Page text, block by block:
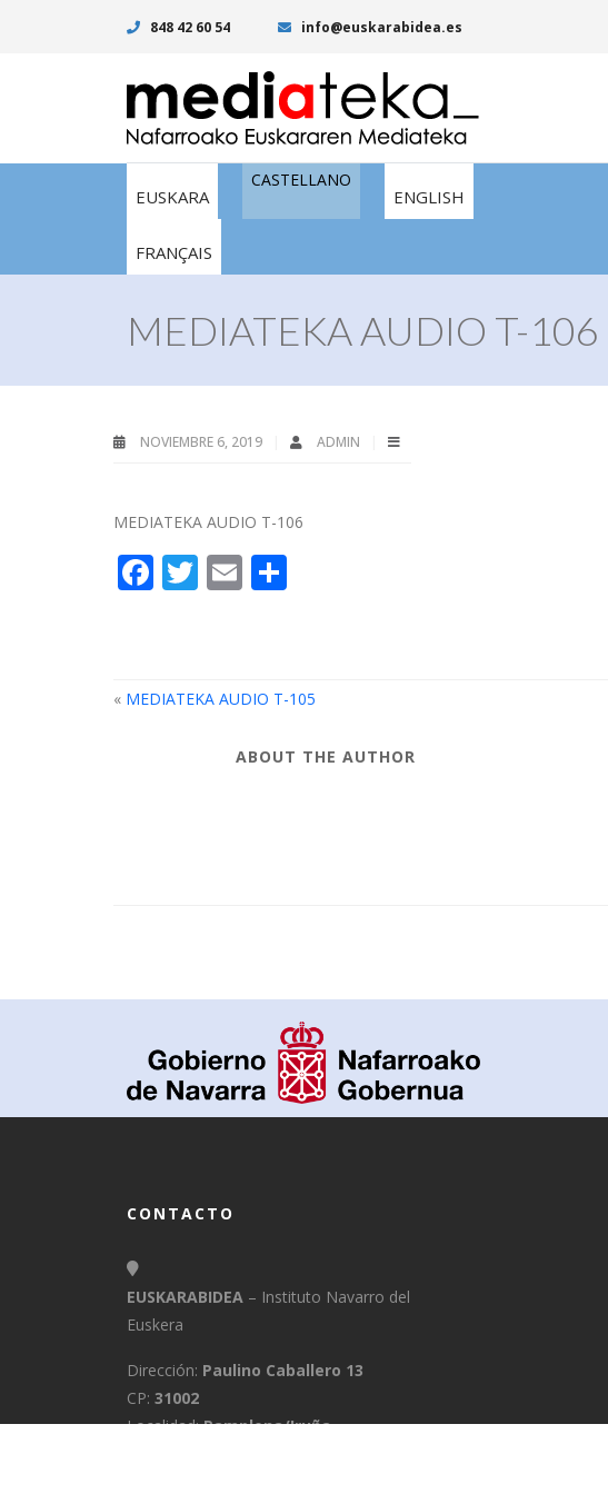
848 42 60 54 info@euskarabidea.es
EUSKARA
CASTELLANO
ENGLISH
FRANÇAIS
MEDIATEKA AUDIO T-106
NOVIEMBRE 6, 2019 ADMIN
MEDIATEKA AUDIO T-106
Facebook
Twitter
Email
« MEDIATEKA AUDIO T-105
ABOUT THE AUTHOR
CONTACTO
EUSKARABIDEA – Instituto Navarro del
Euskera
Dirección: Paulino Caballero 13
CP: 31002
Localidad:Pamplona/Iruña